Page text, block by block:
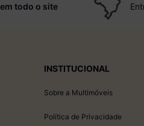
todo o site
INSTITUCIONAL
Sobre a Multimóveis
Política de Privacidade